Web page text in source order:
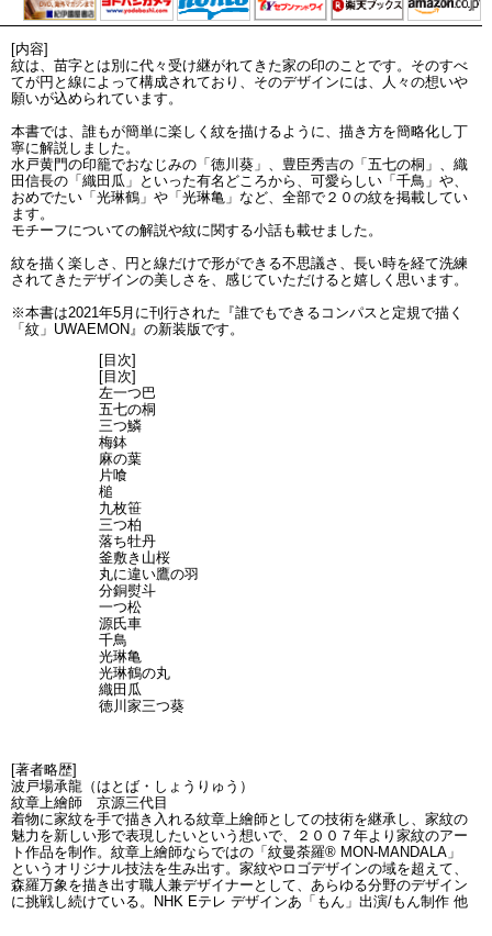
[内容]
紋は、苗字とは別に代々受け継がれてきた家の印のことです。そのすべ
てが円と線によって構成されており、そのデザインには、人々の想いや
願いが込められています。
本書では、誰もが簡単に楽しく紋を描けるように、描き方を簡略化し丁
寧に解説しました。
水戸黄門の印籠でおなじみの「徳川葵」、豊臣秀吉の「五七の桐」、織
田信長の「織田瓜」といった有名どころから、可愛らしい「千鳥」や、
おめでたい「光琳鶴」や「光琳亀」など、全部で２０の紋を掲載してい
ます。
モチーフについての解説や紋に関する小話も載せました。
紋を描く楽しさ、円と線だけで形ができる不思議さ、長い時を経て洗練
されてきたデザインの美しさを、感じていただけると嬉しく思います。
※本書は2021年5月に刊行された『誰でもできるコンパスと定規で描く
「紋」UWAEMON』の新装版です。
[目次]
[目次]
左一つ巴
五七の桐
三つ鱗
梅鉢
麻の葉
片喰
槌
九枚笹
三つ柏
落ち牡丹
釜敷き山桜
丸に違い鷹の羽
分銅熨斗
一つ松
源氏車
千鳥
光琳亀
光琳鶴の丸
織田瓜
徳川家三つ葵
[著者略歴]
波戸場承龍（はとば・しょうりゅう）
紋章上繪師 京源三代目
着物に家紋を手で描き入れる紋章上繪師としての技術を継承し、家紋の
魅力を新しい形で表現したいという想いで、２００７年より家紋のアー
ト作品を制作。紋章上繪師ならではの「紋曼荼羅® MON-MANDALA」
というオリジナル技法を生み出す。家紋やロゴデザインの域を超えて、
森羅万象を描き出す職人兼デザイナーとして、あらゆる分野のデザイン
に挑戦し続けている。NHK Eテレ デザインあ「もん」出演/もん制作 他